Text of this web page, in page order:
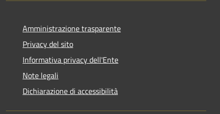
Amministrazione trasparente
Privacy del sito
Informativa privacy dell'Ente
Note legali
Dichiarazione di accessibilità